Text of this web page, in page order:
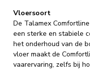
Vloersoort
De Talamex
een sterke en stabiele
het onderhoud van de
vloer maakt de
vaarervaring, zelfs bij